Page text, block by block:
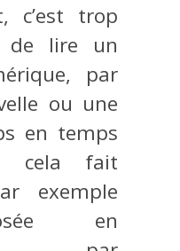
c’est trop
de lire un
par
ou une
en temps
cela fait
exemple
en